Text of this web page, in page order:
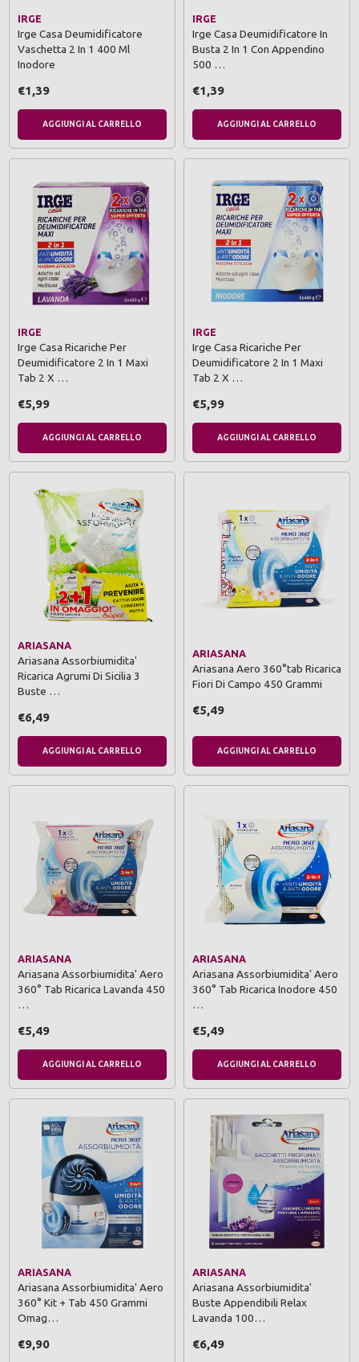
IRGE
Irge Casa Deumidificatore
Vaschetta 2 In 1 400 Ml
Inodore
€1,39
AGGIUNGI AL CARRELLO
IRGE
Irge Casa Deumidificatore In
Busta 2 In 1 Con Appendino
500 …
€1,39
AGGIUNGI AL CARRELLO
IRGE
Irge Casa Ricariche Per
Deumidificatore 2 In 1 Maxi
Tab 2 X …
€5,99
AGGIUNGI AL CARRELLO
IRGE
Irge Casa Ricariche Per
Deumidificatore 2 In 1 Maxi
Tab 2 X …
€5,99
AGGIUNGI AL CARRELLO
ARIASANA
Ariasana Assorbiumidita'
Ricarica Agrumi Di Sicilia 3
Buste …
€6,49
AGGIUNGI AL CARRELLO
ARIASANA
Ariasana Aero 360°tab Ricarica
Fiori Di Campo 450 Grammi
€5,49
AGGIUNGI AL CARRELLO
ARIASANA
Ariasana Assorbiumidita' Aero
360° Tab Ricarica Lavanda 450
…
€5,49
AGGIUNGI AL CARRELLO
ARIASANA
Ariasana Assorbiumidita' Aero
360° Tab Ricarica Inodore 450
…
€5,49
AGGIUNGI AL CARRELLO
ARIASANA
Ariasana Assorbiumidita' Aero
360° Kit + Tab 450 Grammi
Omag…
€9,90
ARIASANA
Ariasana Assorbiumidita'
Buste Appendibili Relax
Lavanda 100…
€6,49